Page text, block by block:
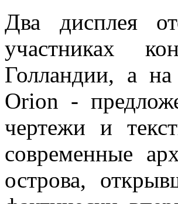
Два дисплея
участниках
Голландии, а
Orion -
чертежи и
современные
острова,